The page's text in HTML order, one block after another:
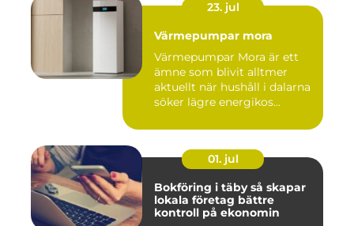
23. jul
Värmepumpar mora
Värmepumpar Mora är ett
ämne som blivit alltmer
aktuellt när hushåll i dalarna
söker lägre energikos...
01. jul
Bokföring i täby så skapar
lokala företag bättre
kontroll på ekonomin